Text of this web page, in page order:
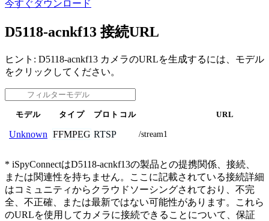
今すぐダウンロード
D5118-acnkf13 接続URL
ヒント: D5118-acnkf13 カメラのURLを生成するには、モデル
をクリックしてください。
モデル タイプ プロトコル URL
Unknown FFMPEG RTSP /stream1
* iSpyConnectはD5118-acnkf13の製品との提携関係、接続、
または関連性を持ちません。ここに記載されている接続詳細
はコミュニティからクラウドソーシングされており、不完
全、不正確、または最新ではない可能性があります。これら
のURLを使用してカメラに接続できることについて、保証